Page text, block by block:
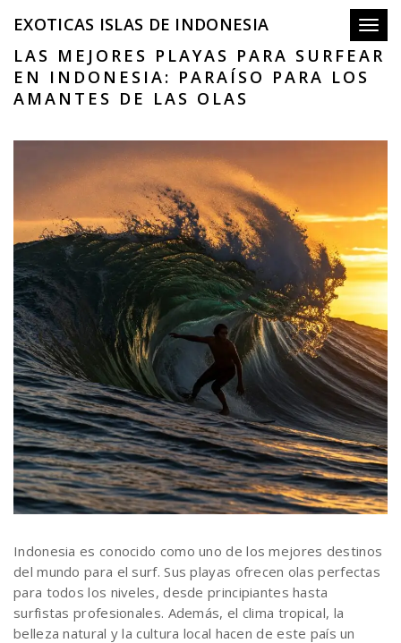
EXOTICAS ISLAS DE INDONESIA
LAS MEJORES PLAYAS PARA SURFEAR
EN INDONESIA: PARAÍSO PARA LOS
AMANTES DE LAS OLAS
Indonesia es conocido como uno de los mejores destinos
del mundo para el surf. Sus playas ofrecen olas perfectas
para todos los niveles, desde principiantes hasta
surfistas profesionales. Además, el clima tropical, la
belleza natural y la cultura local hacen de este país un